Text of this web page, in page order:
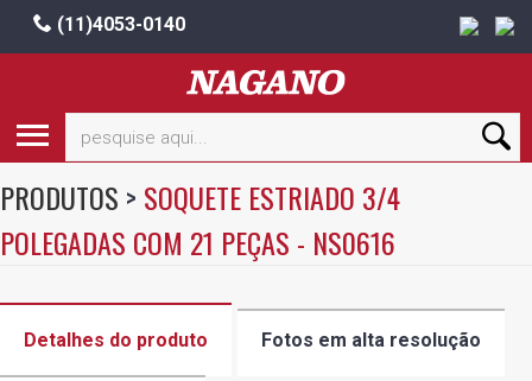
(11)4053-0140
PRODUTOS > SOQUETE ESTRIADO 3/4
POLEGADAS COM 21 PEÇAS - NS0616
Detalhes do produto Fotos em alta resolução